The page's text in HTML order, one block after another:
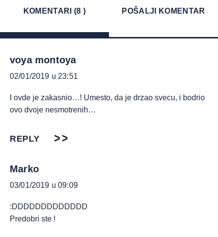
KOMENTARI (8 ) POŠALJI KOMENTAR
voya montoya
02/01/2019 u 23:51
I ovde je zakasnio…! Umesto, da je drzao svecu, i bodrio
ovo dvoje nesmotrenih…
REPLY
Marko
03/01/2019 u 09:09
:DDDDDDDDDDDDD
Predobri ste !